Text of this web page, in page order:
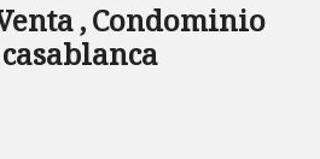
, Condominio